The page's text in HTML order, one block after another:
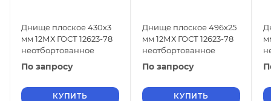
Днище плоское 430х3
мм 12МХ ГОСТ 12623-78
неотбортованное
По запросу
КУПИТЬ
Днище плоское 496х25
мм 12МХ ГОСТ 12623-78
неотбортованное
По запросу
КУПИТЬ